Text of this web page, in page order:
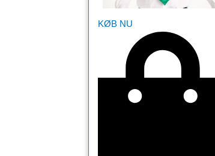
KØB NU